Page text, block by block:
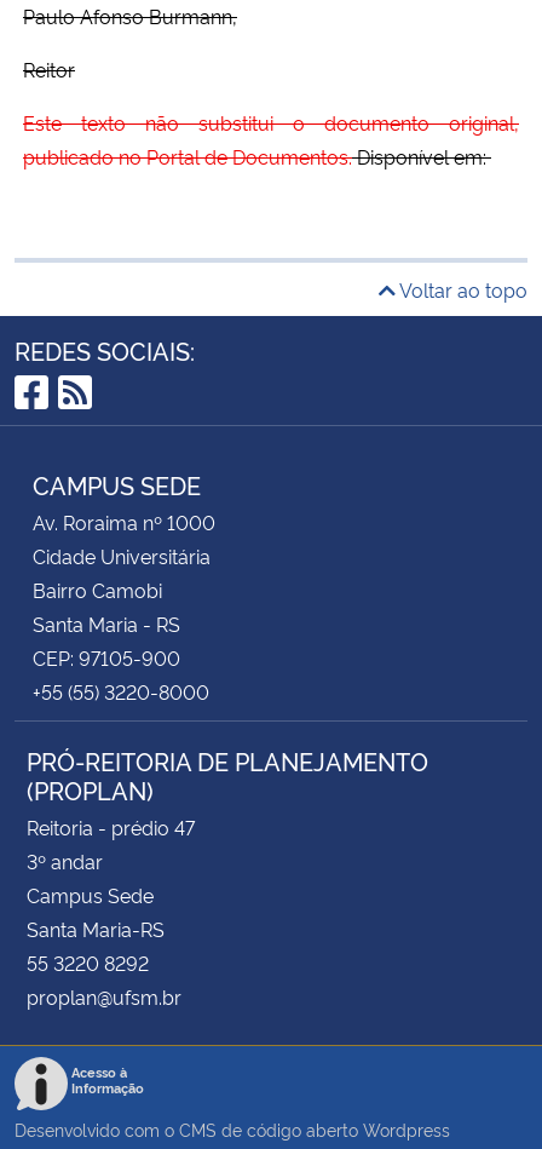
Paulo Afonso Burmann,
Reitor
Este texto não substitui o documento original,
publicado no Portal de Documentos.Disponível em:
Voltar ao topo
REDES SOCIAIS:
Facebook
RSS
CAMPUS SEDE
Av. Roraima nº 1000
Cidade Universitária
Bairro Camobi
Santa Maria - RS
CEP: 97105-900
+55 (55) 3220-8000
PRÓ-REITORIA DE PLANEJAMENTO
(PROPLAN)
Reitoria - prédio 47
3º andar
Campus Sede
Santa Maria-RS
55 3220 8292
proplan@ufsm.br
Acesso à
Informação
Desenvolvido com o CMS de código aberto Wordpress